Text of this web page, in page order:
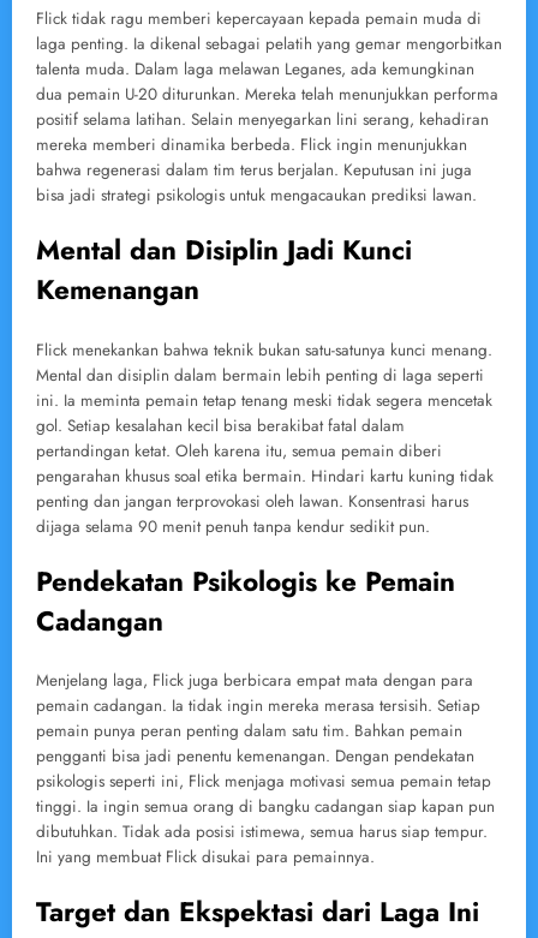
Flick tidak ragu memberi kepercayaan kepada pemain muda di
laga penting. Ia dikenal sebagai pelatih yang gemar mengorbitkan
talenta muda. Dalam laga melawan Leganes, ada kemungkinan
dua pemain U-20 diturunkan. Mereka telah menunjukkan performa
positif selama latihan. Selain menyegarkan lini serang, kehadiran
mereka memberi dinamika berbeda. Flick ingin menunjukkan
bahwa regenerasi dalam tim terus berjalan. Keputusan ini juga
bisa jadi strategi psikologis untuk mengacaukan prediksi lawan.
Mental dan Disiplin Jadi Kunci
Kemenangan
Flick menekankan bahwa teknik bukan satu-satunya kunci menang.
Mental dan disiplin dalam bermain lebih penting di laga seperti
ini. Ia meminta pemain tetap tenang meski tidak segera mencetak
gol. Setiap kesalahan kecil bisa berakibat fatal dalam
pertandingan ketat. Oleh karena itu, semua pemain diberi
pengarahan khusus soal etika bermain. Hindari kartu kuning tidak
penting dan jangan terprovokasi oleh lawan. Konsentrasi harus
dijaga selama 90 menit penuh tanpa kendur sedikit pun.
Pendekatan Psikologis ke Pemain
Cadangan
Menjelang laga, Flick juga berbicara empat mata dengan para
pemain cadangan. Ia tidak ingin mereka merasa tersisih. Setiap
pemain punya peran penting dalam satu tim. Bahkan pemain
pengganti bisa jadi penentu kemenangan. Dengan pendekatan
psikologis seperti ini, Flick menjaga motivasi semua pemain tetap
tinggi. Ia ingin semua orang di bangku cadangan siap kapan pun
dibutuhkan. Tidak ada posisi istimewa, semua harus siap tempur.
Ini yang membuat Flick disukai para pemainnya.
Target dan Ekspektasi dari Laga Ini